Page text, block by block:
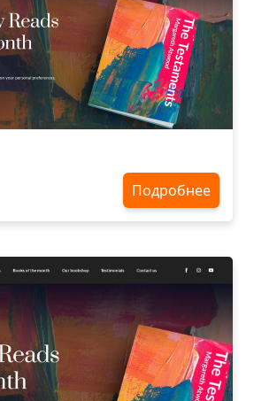
Подробнее